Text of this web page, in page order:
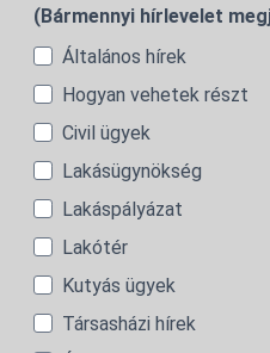
(Bármennyi hírlevelet
Általános hírek
Hogyan vehetek részt
Civil ügyek
Lakásügynökség
Lakáspályázat
Lakótér
Kutyás ügyek
Társasházi hírek